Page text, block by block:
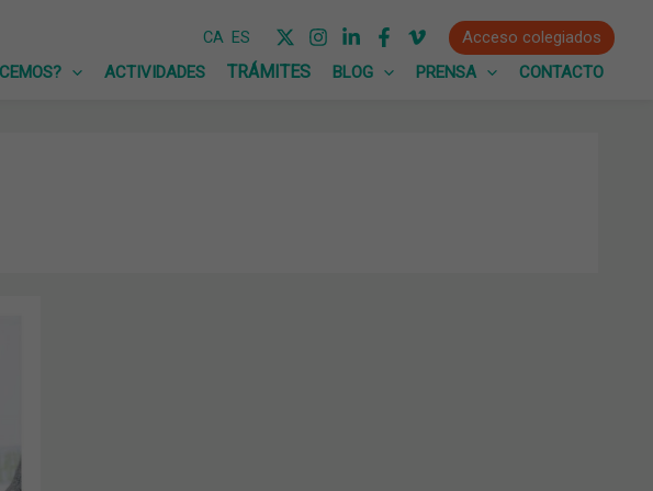
CA ES
Acceso colegiados
ACTIVIDADES BLOG PRENSA CONTACTO